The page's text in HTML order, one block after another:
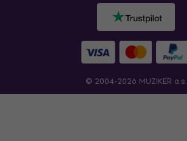
© 2004-2026 MUZIKER a.s.